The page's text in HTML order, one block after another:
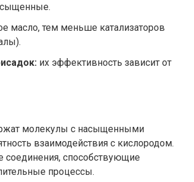
масло, тем меньше катализаторов
их эффективность зависит от
молекулы с насыщенными
взаимодействия с кислородом.
соединения, способствующие
процессы.